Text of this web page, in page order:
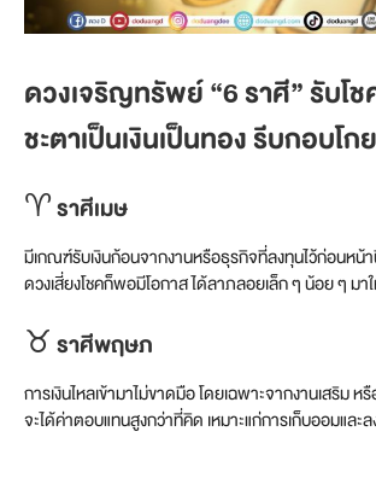
ดวงเจริญทรัพย์“6 ราศี” รับโ
ชะตาเป็นเงินเป็นทอง รีบกอบโกย
♈ ราศีเมษ
มีเกณฑ์รับเงินก้อนจากงานหรือธุรกิจที่ลงทุนไว้ก่อนหน้
ดวงเสี่ยงโชคก็พอมีโอกาส ได้ลาภลอยเล็ก ๆ น้อย ๆ ม
♉ ราศีพฤษภ
การเงินไหลเข้ามาไม่ขาดมือ โดยเฉพาะจากงานเสริม ห
จะได้ค่าตอบแทนสูงกว่าที่คิด เหมาะแก่การเก็บออมแล